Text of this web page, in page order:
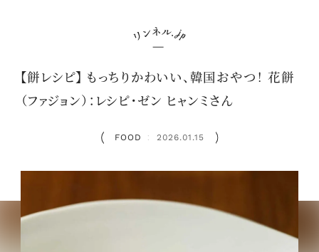
【餅レシピ】 もっちりかわいい、韓国おやつ！ 花餅
（ファジョン）：レシピ・ゼン ヒャンミさん
FOOD ： 2026.01.15